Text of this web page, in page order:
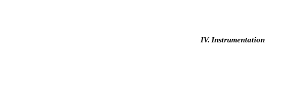
IV. Instrumentation